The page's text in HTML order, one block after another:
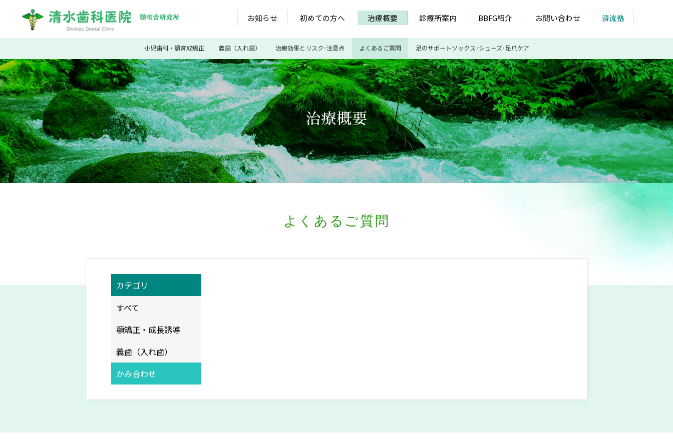
お知らせ 初めての方へ 治療概要 診療所案内 BBFG紹介 お問い合わせ 清流塾
小児歯科・顎育成矯正 義歯（入れ歯） 治療効果とリスク･注意点 よくあるご質問 足のサポートソックス･シューズ･足爪ケア
治療概要
よくあるご質問
カテゴリ
すべて
顎矯正・成長誘導
義歯（入れ歯）
かみ合わせ